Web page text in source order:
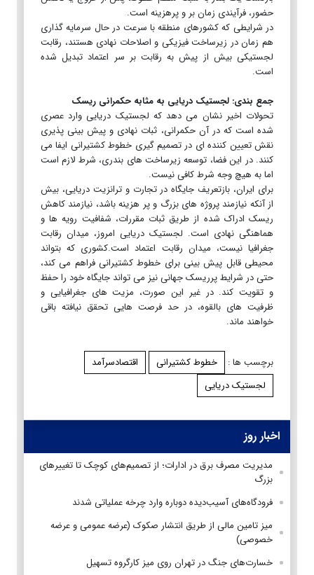
حضور، فرآیندی زمان بر و پرهزینه است.
در شرایطی که کشورهای منطقه با سرعت در حال سرمایه گذاری
هم زمان در زیرساخت فیزیکی و اصلاحات نهادی هستند، رقابت
لجستیکی بیش از پیش به رقابت بر سر اعتماد تبدیل شده
است.
جمع بندی: لجستیک دریایی به مثابه حکمرانی ریسک
تحولات اخیر نشان می دهد که لجستیک دریایی وارد عصری
شده است که در آن حکمرانی، ثبات نهادی و پیش بینی پذیری
نقش تعیین کننده ای در تصمیم گیری خطوط کشتیرانی ایفا می
کنند. در این فضا، توسعه زیرساخت های بندری، شرط لازم است
اما به هیچ وجه شرط کافی نیست.
برای ایران، بازتعریف جایگاه در تجارت و ترانزیت دریایی، بیش
از آنکه نیازمند پروژه های بزرگ و پر هزینه باشد، نیازمند کاهش
ریسک ادراک شده از طریق ثبات مقررات، شفافیت رویه ها و
هماهنگی نهادی است. لجستیک دریایی امروز، میدان رقابت
جغرافیا نیست، میدان رقابت اعتماد است.کشوری که بتواند
محیطی قابل پیش بینی برای خطوط کشتیرانی فراهم می کند،
حتی در شرایط پرریسک جهانی نیز می تواند جایگاه خود را حفظ
و تقویت کند. در غیر این صورت، مزیت های جغرافیایی و
ظرفیت های بالقوه، در حد فرصت هایی تحقق نیافته باقی
خواهند ماند.
برچسب ها : خطوط کشتیرانی
اقتصادسرآمد
لجستیک دریایی
اخبار روز
مدیریت مصرف برق در ادارات؛ از تصمیم‌های کوچک تا تغییرهای
بزرگ
فرودگاه‌های آسیب‌دیده دوباره وارد چرخه عملیاتی شدند
میز تامین مالی از طریق انتشار صکوک (عرضه عمومی و عرضه
خصوصی)
خسارت‌های جنگ در تهران روی میز کارگروه تسهیل